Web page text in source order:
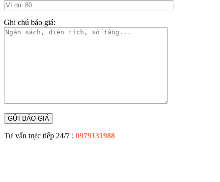
Ghi chú báo giá:
Tư vấn trực tiếp 24/7 : 0979131988